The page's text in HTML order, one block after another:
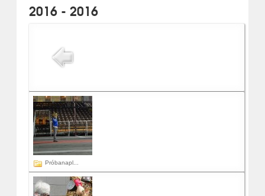
2016 - 2016
Próbanapl...